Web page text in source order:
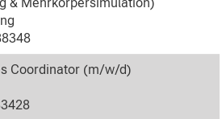
Coordinator (m/w/d)